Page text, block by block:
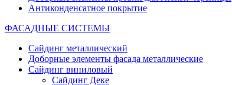
Антиконденсатное покрытие
ФАСАДНЫЕ СИСТЕМЫ
Сайдинг металлический
Доборные элементы фасада металлические
Сайдинг виниловый
Сайдинг Деке